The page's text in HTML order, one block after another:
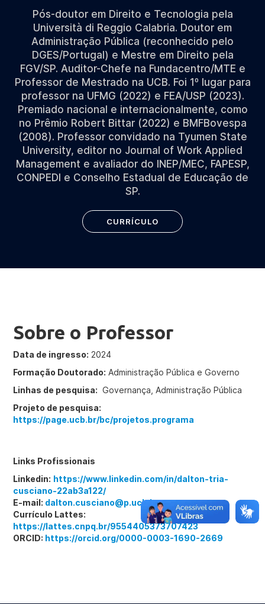
Pós-doutor em Direito e Tecnologia pela
Università di Reggio Calabria. Doutor em
Administração Pública (reconhecido pelo
DGES/Portugal) e Mestre em Direito pela
FGV/SP. Auditor-Chefe na Fundacentro/MTE e
Professor de Mestrado na UCB. Foi 1º lugar para
professor na UFMG (2022) e FEA/USP (2023).
Premiado nacional e internacionalmente, como
no Prêmio Robert Bittar (2022) e BMFBovespa
(2008). Professor convidado na Tyumen State
University, editor no Journal of Work Applied
Management e avaliador do INEP/MEC, FAPESP,
CONPEDI e Conselho Estadual de Educação de
SP.
CURRÍCULO
Sobre o Professor
Data de ingresso: 2024
Formação Doutorado: Administração Pública e Governo
Linhas de pesquisa: Governança, Administração Pública
Projeto de pesquisa:
https://page.ucb.br/bc/projetos.programa
Links Profissionais
Linkedin: https://www.linkedin.com/in/dalton-tria-
cusciano-22ab3a122/
E-mail: dalton.cusciano@p.ucb.br
Currículo Lattes:
https://lattes.cnpq.br/9554405373707423
ORCID: https://orcid.org/0000-0003-1690-2669